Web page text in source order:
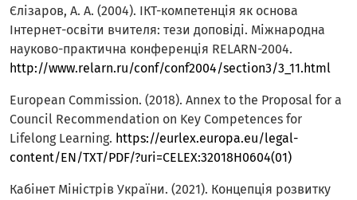
Єлізаров, А. А. (2004). ІКТ-компетенція як основа
Інтернет-освіти вчителя: тези доповіді. Міжнародна
науково-практична конференція RELARN-2004.
http://www.relarn.ru/conf/conf2004/section3/3_11.html
European Commission. (2018). Annex to the Proposal for a
Council Recommendation on Key Competences for
Lifelong Learning. https://eurlex.europa.eu/legal-
content/EN/TXT/PDF/?uri=CELEX:32018H0604(01)
Кабінет Міністрів України. (2021). Концепція розвитку